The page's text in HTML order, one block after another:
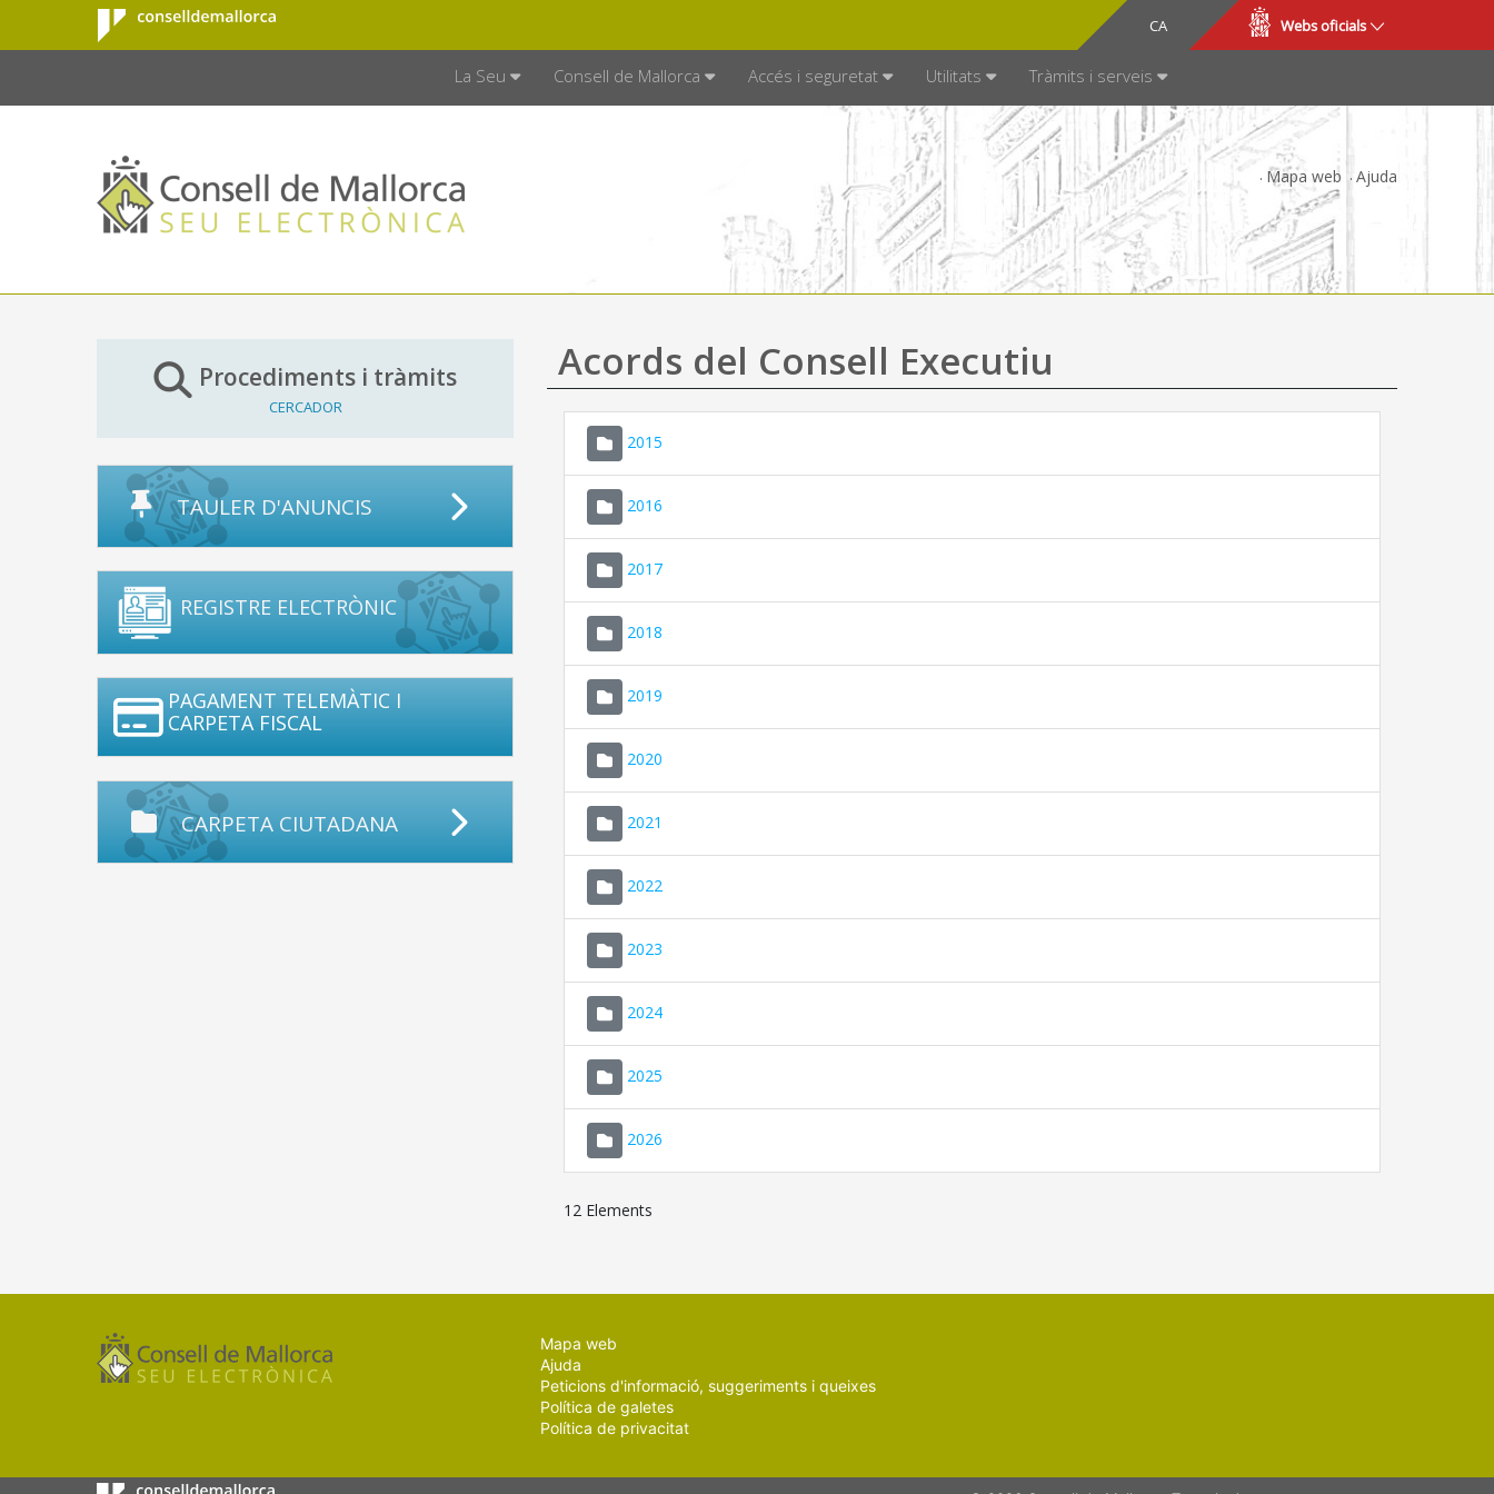
Salta al contingut principal
Consell de
Mallorca
CA
ES Webs oficials
La Seu Consell de Mallorca Accés i seguretat Utilitats Tràmits i serveis
Mapa web Ajuda
Procediments i tràmits
CERCADOR
TAULER D'ANUNCIS
REGISTRE ELECTRÒNIC
PAGAMENT TELEMÀTIC I
CARPETA FISCAL
CARPETA CIUTADANA
Acords del Consell Executiu
2015
2016
2017
2018
2019
2020
2021
2022
2023
2024
2025
2026
12 Elements
Mapa web
Ajuda
Peticions d'informació, suggeriments i queixes
Política de galetes
Política de privacitat